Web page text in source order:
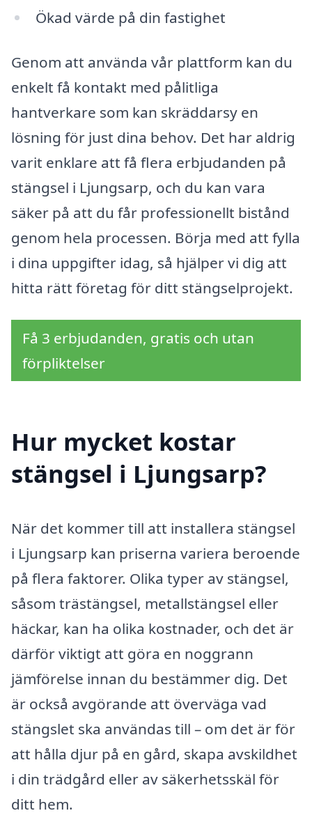
Ökad värde på din fastighet
Genom att använda vår plattform kan du
enkelt få kontakt med pålitliga
hantverkare som kan skräddarsy en
lösning för just dina behov. Det har aldrig
varit enklare att få flera erbjudanden på
stängsel i Ljungsarp, och du kan vara
säker på att du får professionellt bistånd
genom hela processen. Börja med att fylla
i dina uppgifter idag, så hjälper vi dig att
hitta rätt företag för ditt stängselprojekt.
Få 3 erbjudanden, gratis och utan
förpliktelser
Hur mycket kostar
stängsel i Ljungsarp?
När det kommer till att installera stängsel
i Ljungsarp kan priserna variera beroende
på flera faktorer. Olika typer av stängsel,
såsom trästängsel, metallstängsel eller
häckar, kan ha olika kostnader, och det är
därför viktigt att göra en noggrann
jämförelse innan du bestämmer dig. Det
är också avgörande att överväga vad
stängslet ska användas till – om det är för
att hålla djur på en gård, skapa avskildhet
i din trädgård eller av säkerhetsskäl för
ditt hem.